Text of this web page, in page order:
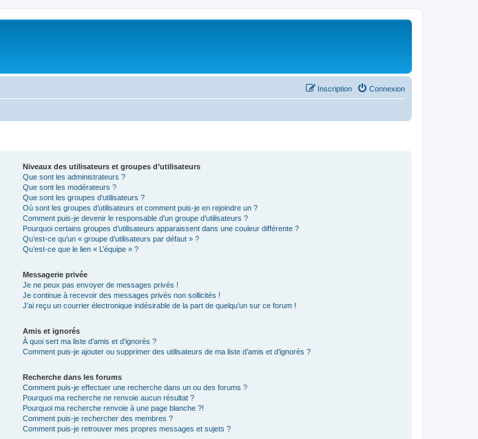
Connexion
Inscription
Niveaux des utilisateurs et groupes d’utilisateurs
Que sont les administrateurs ?
Que sont les modérateurs ?
Que sont les groupes d’utilisateurs ?
Où sont les groupes d’utilisateurs et comment puis-je en rejoindre un ?
Comment puis-je devenir le responsable d’un groupe d’utilisateurs ?
Pourquoi certains groupes d’utilisateurs apparaissent dans une couleur différente ?
Qu’est-ce qu’un « groupe d’utilisateurs par défaut » ?
Qu’est-ce que le lien « L’équipe » ?
Messagerie privée
Je ne peux pas envoyer de messages privés !
Je continue à recevoir des messages privés non sollicités !
J’ai reçu un courrier électronique indésirable de la part de quelqu’un sur ce forum !
Amis et ignorés
À quoi sert ma liste d’amis et d’ignorés ?
Comment puis-je ajouter ou supprimer des utilisateurs de ma liste d’amis et d’ignorés ?
Recherche dans les forums
Comment puis-je effectuer une recherche dans un ou des forums ?
Pourquoi ma recherche ne renvoie aucun résultat ?
Pourquoi ma recherche renvoie à une page blanche ?!
Comment puis-je rechercher des membres ?
Comment puis-je retrouver mes propres messages et sujets ?